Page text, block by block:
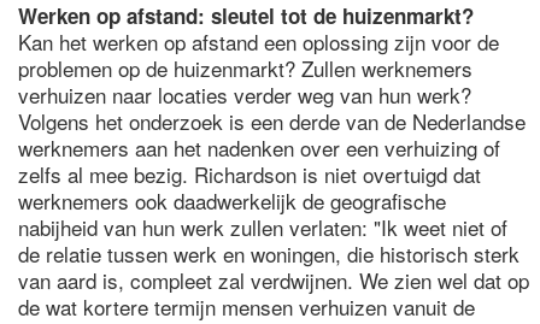
Werken op afstand: sleutel tot de huizenmarkt?
Kan het werken op afstand een oplossing zijn voor de
problemen op de huizenmarkt? Zullen werknemers
verhuizen naar locaties verder weg van hun werk?
Volgens het onderzoek is een derde van de Nederlandse
werknemers aan het nadenken over een verhuizing of
zelfs al mee bezig. Richardson is niet overtuigd dat
werknemers ook daadwerkelijk de geografische
nabijheid van hun werk zullen verlaten: "Ik weet niet of
de relatie tussen werk en woningen, die historisch sterk
van aard is, compleet zal verdwijnen. We zien wel dat op
de wat kortere termijn mensen verhuizen vanuit de